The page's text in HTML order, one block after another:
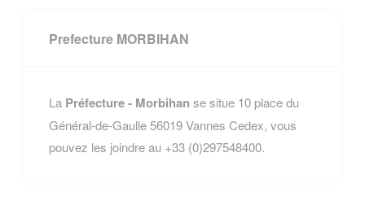
Prefecture MORBIHAN
La Préfecture - Morbihan se situe 10 place du
Général-de-Gaulle 56019 Vannes Cedex, vous
pouvez les joindre au +33 (0)297548400.